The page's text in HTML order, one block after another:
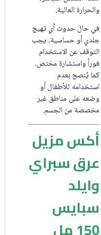
والحرارة العالية.
في حال حدوث أي تهيج
جلدي أو حساسية، يجب
التوقف عن الاستخدام
فوراً واستشارة مختص.
كما يُنصح بعدم
استخدامه للأطفال أو
وضعه على مناطق غير
مخصصة من الجسم.
أكس مزيل
عرق سبراي
وايلد
سبايس
150 مل